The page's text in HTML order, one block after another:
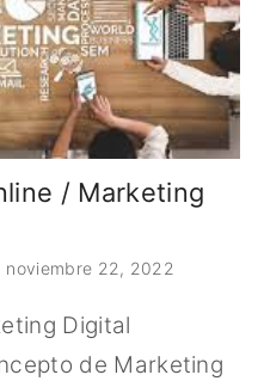
/ Marketing
noviembre 22, 2022
Digital
de Marketing